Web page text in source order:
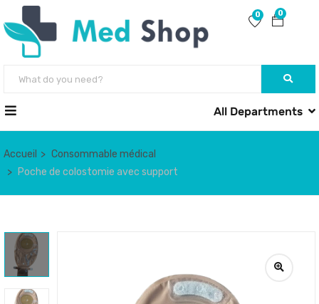
0
0
All Departments
Accueil
Consommable médical
Poche de colostomie avec support